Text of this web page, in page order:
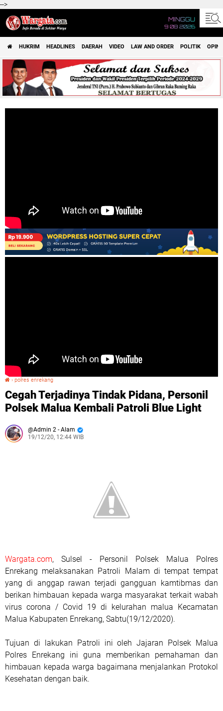
-->
MINGGU
9 08 2026
HUKRIM HEADLINES DAERAH VIDEO LAW AND ORDER POLITIK OPINI
› polres enrekang
Cegah Terjadinya Tindak Pidana, Personil
Polsek Malua Kembali Patroli Blue Light
Admin 2 - Alam
19/12/20, 12:44 WIB
Wargata.com, Sulsel - Personil Polsek Malua Polres
Enrekang melaksanakan Patroli Malam di tempat tempat
yang di anggap rawan terjadi gangguan kamtibmas dan
berikan himbauan kepada warga masyarakat terkait wabah
virus corona / Covid 19 di kelurahan malua Kecamatan
Malua Kabupaten Enrekang, Sabtu(19/12/2020).
Tujuan di lakukan Patroli ini oleh Jajaran Polsek Malua
Polres Enrekang ini guna memberikan pemahaman dan
himbauan kepada warga bagaimana menjalankan Protokol
Kesehatan dengan baik.